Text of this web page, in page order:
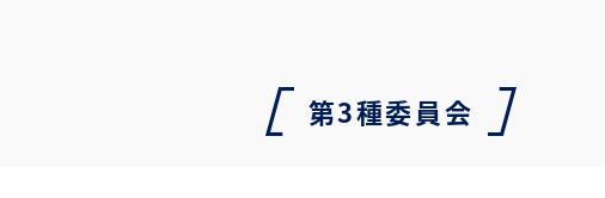
第3種委員会